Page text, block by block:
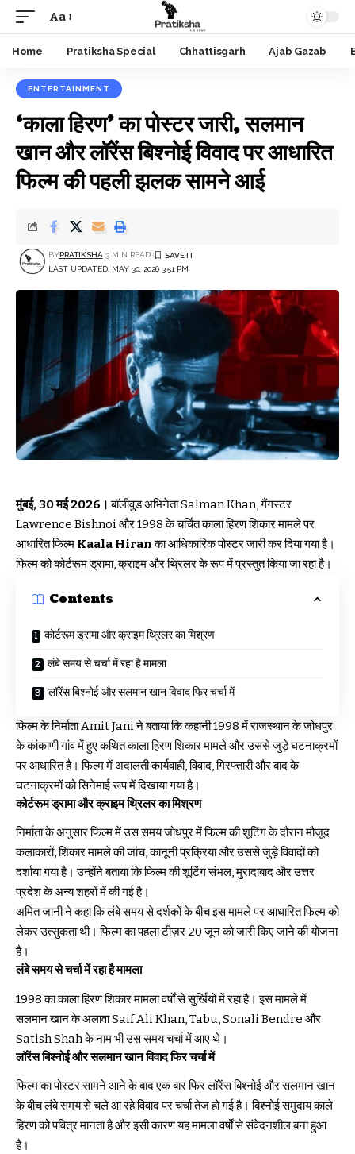
Font
Resizer
Aa
Home Pratiksha Special Chhattisgarh Ajab Gazab
ENTERTAINMENT
‘काला हिरण’ का पोस्टर जारी, सलमान
खान और लॉरेंस बिश्नोई विवाद पर आधारित
फिल्म की पहली झलक सामने आई
LAST UPDATED: MAY 30, 2026 3:51 PM
BYPRATIKSHA 3 MIN READ
मुंबई, 30 मई 2026। बॉलीवुड अभिनेता Salman Khan, गैंगस्टर
Lawrence Bishnoi और 1998 के चर्चित काला हिरण शिकार मामले पर
आधारित फिल्म Kaala Hiranका आधिकारिक पोस्टर जारी कर दिया गया है।
फिल्म को कोर्टरूम ड्रामा, क्राइम और थ्रिलर के रूप में प्रस्तुत किया जा रहा है।
Contents
कोर्टरूम ड्रामा और क्राइम थ्रिलर का मिश्रण
लंबे समय से चर्चा में रहा है मामला
लॉरेंस बिश्नोई और सलमान खान विवाद फिर चर्चा में
फिल्म के निर्माता Amit Jani ने बताया कि कहानी 1998 में राजस्थान के जोधपुर
के कांकाणी गांव में हुए कथित काला हिरण शिकार मामले और उससे जुड़े घटनाक्रमों
पर आधारित है। फिल्म में अदालती कार्यवाही, विवाद, गिरफ्तारी और बाद के
घटनाक्रमों को सिनेमाई रूप में दिखाया गया है।
कोर्टरूम ड्रामा और क्राइम थ्रिलर का मिश्रण
निर्माता के अनुसार फिल्म में उस समय जोधपुर में फिल्म की शूटिंग के दौरान मौजूद
कलाकारों, शिकार मामले की जांच, कानूनी प्रक्रिया और उससे जुड़े विवादों को
दर्शाया गया है। उन्होंने बताया कि फिल्म की शूटिंग संभल, मुरादाबाद और उत्तर
प्रदेश के अन्य शहरों में की गई है।
अमित जानी ने कहा कि लंबे समय से दर्शकों के बीच इस मामले पर आधारित फिल्म को
लेकर उत्सुकता थी। फिल्म का पहला टीज़र 20 जून को जारी किए जाने की योजना
है।
लंबे समय से चर्चा में रहा है मामला
1998 का काला हिरण शिकार मामला वर्षों से सुर्खियों में रहा है। इस मामले में
सलमान खान के अलावा Saif Ali Khan, Tabu, Sonali Bendre और
Satish Shah के नाम भी उस समय चर्चा में आए थे।
लॉरेंस बिश्नोई और सलमान खान विवाद फिर चर्चा में
फिल्म का पोस्टर सामने आने के बाद एक बार फिर लॉरेंस बिश्नोई और सलमान खान
के बीच लंबे समय से चले आ रहे विवाद पर चर्चा तेज हो गई है। बिश्नोई समुदाय काले
हिरण को पवित्र मानता है और इसी कारण यह मामला वर्षों से संवेदनशील बना हुआ
है।